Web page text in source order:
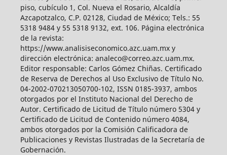
piso, cubículo 1, Col. Nueva el Rosario, Alcaldía
Azcapotzalco, C.P. 02128, Ciudad de México; Tels.: 55
5318 9484 y 55 5318 9132, ext. 106. Página electrónica
de la revista:
https://www.analisiseconomico.azc.uam.mx y
dirección electrónica: analeco@correo.azc.uam.mx.
Editor responsable: Carlos Gómez Chiñas. Certificado
de Reserva de Derechos al Uso Exclusivo de Título No.
04-2002-070213050700-102, ISSN 0185-3937, ambos
otorgados por el Instituto Nacional del Derecho de
Autor. Certificado de Licitud de Título número 5304 y
Certificado de Licitud de Contenido número 4084,
ambos otorgados por la Comisión Calificadora de
Publicaciones y Revistas Ilustradas de la Secretaría de
Gobernación.